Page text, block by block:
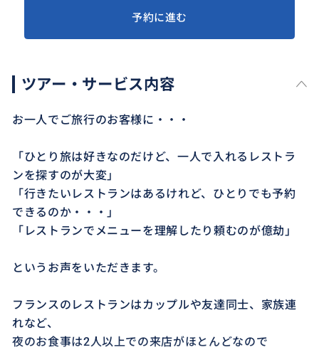
予約に進む
ツアー・サービス内容
お一人でご旅行のお客様に・・・
「ひとり旅は好きなのだけど、一人で入れるレストラ
ンを探すのが大変」
「行きたいレストランはあるけれど、ひとりでも予約
できるのか・・・」
「レストランでメニューを理解したり頼むのが億劫」
というお声をいただきます。
フランスのレストランはカップルや友達同士、家族連
れなど、
夜のお食事は2人以上での来店がほとんどなので